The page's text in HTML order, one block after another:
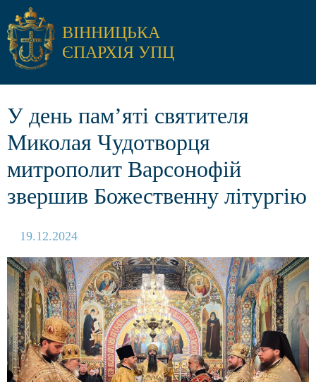
ВІННИЦЬКА
ЄПАРХІЯ УПЦ
У день памʼяті святителя
Миколая Чудотворця
митрополит Варсонофій
звершив Божественну літургію
19.12.2024